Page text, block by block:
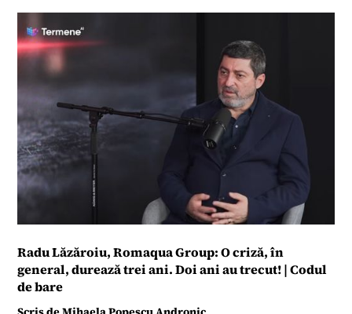
Radu Lăzăroiu, Romaqua Group: O criză, în
general, durează trei ani. Doi ani au trecut! | Codul
de bare